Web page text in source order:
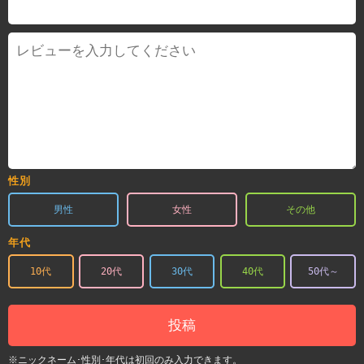
性別
男性 女性 その他
年代
10代 20代 30代 40代 50代～
投稿
※ニックネーム･性別･年代は初回のみ入力できます。